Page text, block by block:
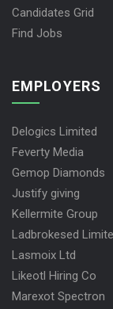
Candidates Grid
Find Jobs
EMPLOYERS
Delogics Limited
Feverty Media
Gemop Diamonds
Justify giving
Kellermite Group
Ladbrokesed
Lasmoix Ltd
Likeotl Hiring Co
Marexot Spectron